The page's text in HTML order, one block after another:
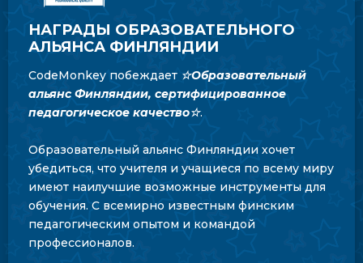
НАГРАДЫ ОБРАЗОВАТЕЛЬНОГО
АЛЬЯНСА ФИНЛЯНДИИ
CodeMonkey побеждает ☆Образовательный
альянс Финляндии, сертифицированное
педагогическое качество☆.
Образовательный альянс Финляндии хочет
убедиться, что учителя и учащиеся по всему миру
имеют наилучшие возможные инструменты для
обучения. С всемирно известным финским
педагогическим опытом и командой
профессионалов.